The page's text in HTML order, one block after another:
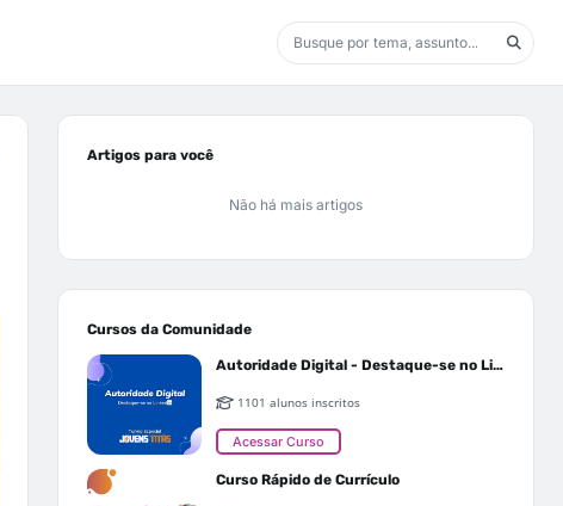
Artigos para você
Não há mais artigos
Cursos da Comunidade
Autoridade Digital - Destaque-se no Linkedin
1101 alunos inscritos
Acessar Curso
Curso Rápido de Currículo